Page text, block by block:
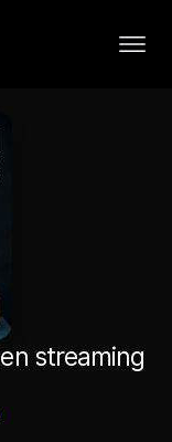
en streaming